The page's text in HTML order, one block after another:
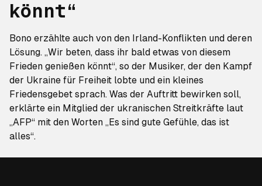
könnt“
Bono erzählte auch von den Irland-Konflikten und deren
Lösung. „Wir beten, dass ihr bald etwas von diesem
Frieden genießen könnt“, so der Musiker, der den Kampf
der Ukraine für Freiheit lobte und ein kleines
Friedensgebet sprach. Was der Auftritt bewirken soll,
erklärte ein Mitglied der ukranischen Streitkräfte laut
„AFP“ mit den Worten „Es sind gute Gefühle, das ist
alles“.